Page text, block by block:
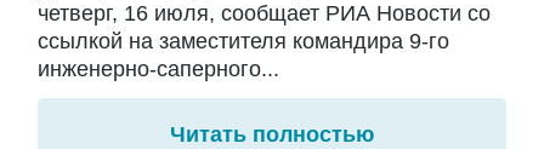
четверг, 16 июля, сообщает РИА Новости со
ссылкой на заместителя командира 9-го
инженерно-саперного...
Читать полностью